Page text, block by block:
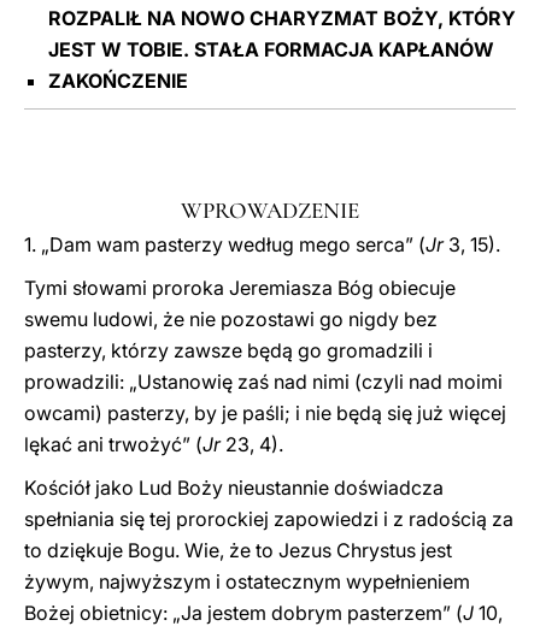
ROZPALIŁ NA NOWO CHARYZMAT BOŻY, KTÓRY
JEST W TOBIE. STAŁA FORMACJA KAPŁANÓW
ZAKOŃCZENIE
WPROWADZENIE
1. „Dam wam pasterzy według mego serca” (Jr3, 15).
Tymi słowami proroka Jeremiasza Bóg obiecuje
swemu ludowi, że nie pozostawi go nigdy bez
pasterzy, którzy zawsze będą go gromadzili i
prowadzili: „Ustanowię zaś nad nimi (czyli nad moimi
owcami) pasterzy, by je paśli; i nie będą się już więcej
lękać ani trwożyć” (Jr23, 4).
Kościół jako Lud Boży nieustannie doświadcza
spełniania się tej prorockiej zapowiedzi i z radością za
to dziękuje Bogu. Wie, że to Jezus Chrystus jest
żywym, najwyższym i ostatecznym wypełnieniem
Bożej obietnicy: „Ja jestem dobrym pasterzem” (J 10,